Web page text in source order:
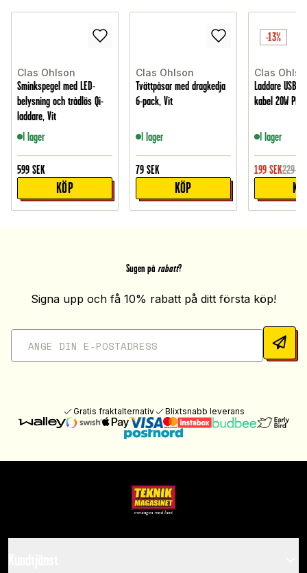
Clas Ohlson
Sminkspegel med LED-
belysning och trådlös Qi-
laddare, Vit
I lager
599 SEK
KÖP
Clas Ohlson
Tvättpåsar med dragkedja
6-pack, Vit
I lager
79 SEK
KÖP
-13%
Clas
Laddare USB-
kabel 20W PD,
I lager
199 SEK229
Sugen på rabatt?
Signa upp och få 10% rabatt på ditt första köp!
Gratis fraktalternativ Blixtsnabb leverans